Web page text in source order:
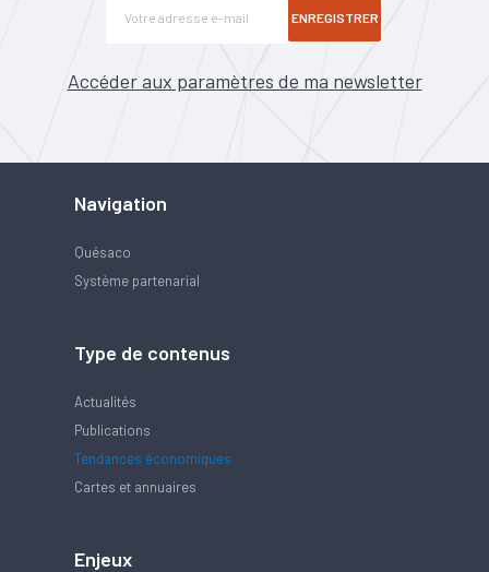
ENREGISTRER
Accéder aux paramètres de ma newsletter
Navigation
Quésaco
Système partenarial
Type de contenus
Actualités
Publications
Tendances économiques
Cartes et annuaires
Enjeux